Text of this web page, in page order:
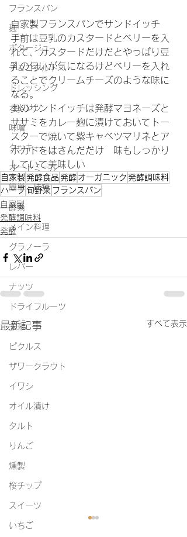
フランスパン
麹
ポタージュ
チョコタルト
ドレッシング
オムレツ
味噌
クッキー
オートミール
簡単・時短
酵素
メイン料理
グラノーラ
レバー
ナッツ
ドライフルーツ
玄米
ピクルス
ザワークラウト
イワシ
オイル漬け
タルト
りんご
燻製
桜チップ
スイーツ
いちご
自家製フランスパンでサンドイッチ
手前は豆乳のカスタードとベリーを入
れて、カスタードだけだとやっぱり豆
乳の匂いが気になるけどベリーを入れ
ることでクリームチーズのような味に
なる。
奥のサンドイッチは発酵マヨネーズと
ササミをカレー麹に漬けておいてトー
スターで焼いて紫キャベツマリネとア
ボカドをはさんだだけ　味もしっかり
していて美味しい
自家製 発酵食品 発酵 オーガニック 発酵調味料
ハーブ 旬野菜 フランスパン
自家製
発酵調味料
発酵
最新記事 すべて表示